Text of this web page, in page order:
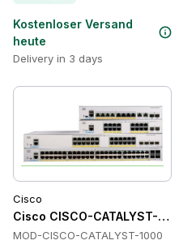
Kostenloser Versand
heute
Delivery in 3 days
Cisco
Cisco CISCO-CATALYST-
MOD-CISCO-CATALYST-1000